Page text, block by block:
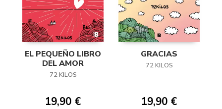
EL PEQUEÑO LIBRO
DEL AMOR
72 KILOS
19,90 €
GRACIAS
72 KILOS
19,90 €